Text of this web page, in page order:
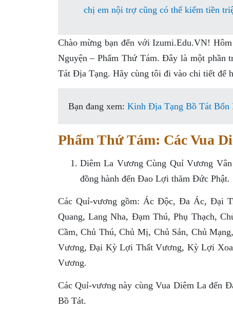
chị em nội trợ cũng có thể kiếm tiền
Chào mừng bạn đến với Izumi.Edu.VN!
Nguyện – Phẩm Thứ Tám. Đây là một phần
Tát Ðịa Tạng. Hãy cùng tôi đi vào chi tiết để
Bạn đang xem: Kinh Địa Tạng Bồ Tát Bổn
Phẩm Thứ Tám: Các Vua
Diêm La Vương Cùng Quỉ Vương
đồng hành đến Đao Lợi thăm Ðức Phật.
Các Quỉ-vương gồm: Ác Ðộc, Ða Ác, Ðại
Quang, Lang Nha, Ðạm Thú, Phụ Thạch,
Cầm, Chủ Thú, Chủ Mị, Chủ Sản, Chủ
Vương, Ðại Kỳ Lợi Thất Vương, Kỳ Lợi
Vương.
Các Quỉ-vương này cùng Vua Diêm La đến
Bồ Tát.